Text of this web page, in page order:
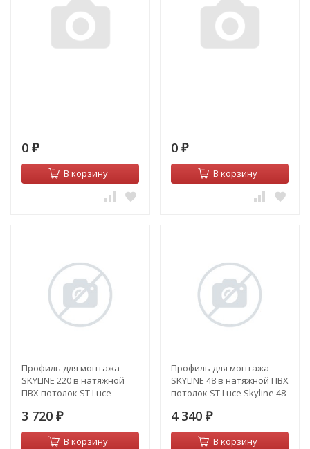
0 ₽
В корзину
0 ₽
В корзину
Профиль для монтажа
SKYLINE 220 в натяжной
ПВХ потолок ST Luce
3 720 ₽
В корзину
Профиль для монтажа
SKYLINE 48 в натяжной ПВХ
потолок ST Luce Skyline 48
4 340 ₽
В корзину